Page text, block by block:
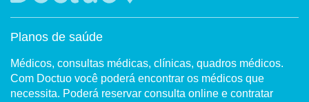
Planos de saúde
Médicos, consultas médicas, clínicas, quadros médicos.
Com Doctuo você poderá encontrar os médicos que
necessita. Poderá reservar consulta online e contratar